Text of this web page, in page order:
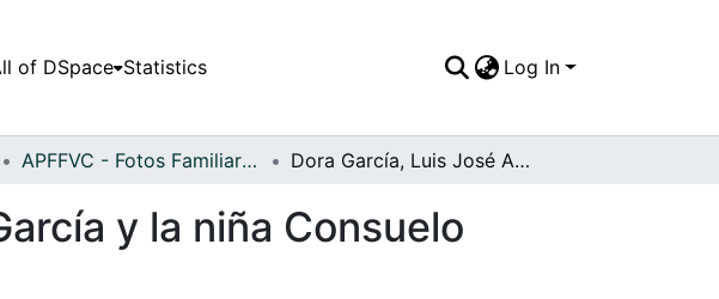
of DSpace Statistics Log In
APFFVC - Fotos Familiares - Patrimonial Dora García, Luis José Azcarate, Alba García y la niña Consuelo
y la niña Consuelo